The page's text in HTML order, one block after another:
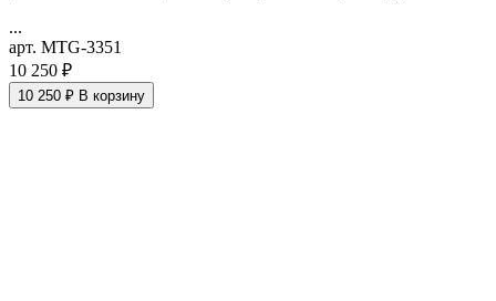
...
арт. MTG-3351
10 250 ₽
10 250 ₽ В корзину